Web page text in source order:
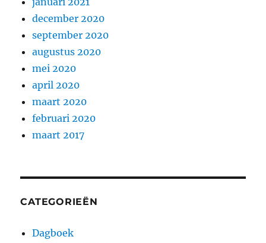
december 2020
september 2020
augustus 2020
mei 2020
april 2020
maart 2020
februari 2020
maart 2017
CATEGORIEËN
Dagboek